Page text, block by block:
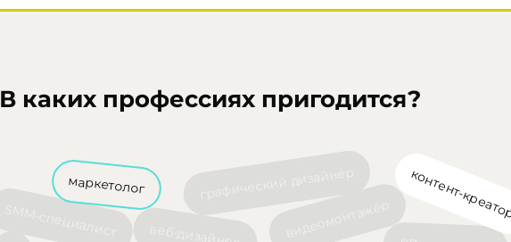
В каких профессиях пригодится?
маркетолог контент-креатор
SMM-специалист